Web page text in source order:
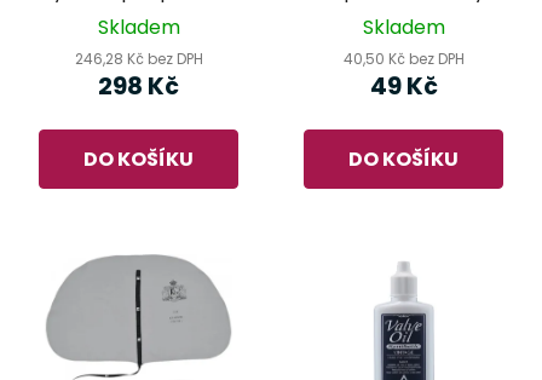
flétnu
Skladem
246,28 Kč bez DPH
298 Kč
DO KOŠÍKU
Helin HE1250
Skladem
40,50 Kč bez DPH
49 Kč
DO KOŠÍKU